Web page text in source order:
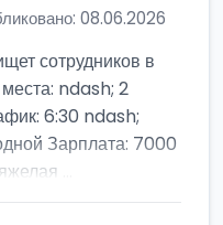
08.06.2026
сотрудников в
ndash; 2
6:30 ndash;
Зарплата: 7000
...